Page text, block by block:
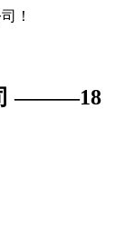
！
———18